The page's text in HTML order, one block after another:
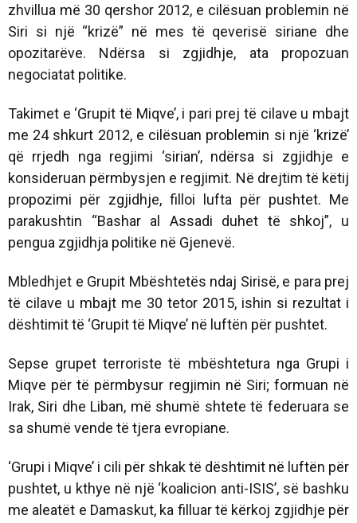
zhvillua më 30 qershor 2012, e cilësuan problemin në
Siri si një “krizë” në mes të qeverisë siriane dhe
opozitarëve. Ndërsa si zgjidhje, ata propozuan
negociatat politike.
Takimet e ‘Grupit të Miqve’, i pari prej të cilave u mbajt
me 24 shkurt 2012, e cilësuan problemin si një ‘krizë’
që rrjedh nga regjimi ‘sirian’, ndërsa si zgjidhje e
konsideruan përmbysjen e regjimit. Në drejtim të këtij
propozimi për zgjidhje, filloi lufta për pushtet. Me
parakushtin “Bashar al Assadi duhet të shkoj”, u
pengua zgjidhja politike në Gjenevë.
Mbledhjet e Grupit Mbështetës ndaj Sirisë, e para prej
të cilave u mbajt me 30 tetor 2015, ishin si rezultat i
dështimit të ‘Grupit të Miqve’ në luftën për pushtet.
Sepse grupet terroriste të mbështetura nga Grupi i
Miqve për të përmbysur regjimin në Siri; formuan në
Irak, Siri dhe Liban, më shumë shtete të federuara se
sa shumë vende të tjera evropiane.
‘Grupi i Miqve’ i cili për shkak të dështimit në luftën për
pushtet, u kthye në një ‘koalicion anti-ISIS’, së bashku
me aleatët e Damaskut, ka filluar të kërkoj zgjidhje për